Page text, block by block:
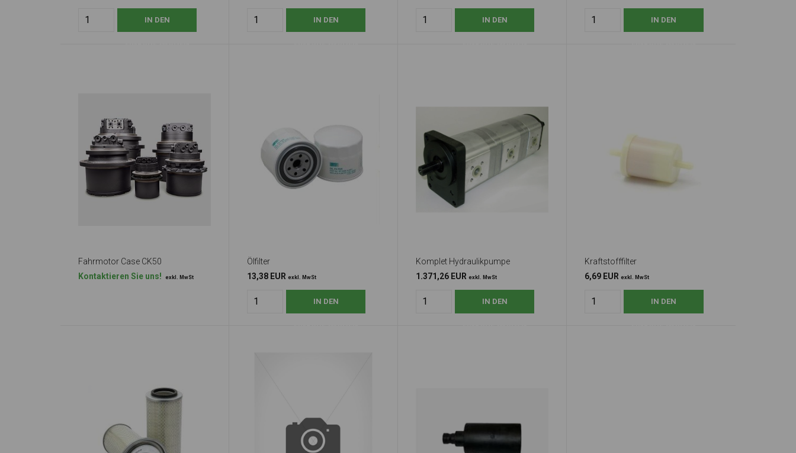
Fahrmotor Case CK50
Kontaktieren Sie uns!
exkl. MwSt
Ölfilter
13,38 EUR exkl. MwSt
Komplet Hydraulikpumpe
1.371,26 EUR exkl. MwSt
Kraftstofffilter
6,69 EUR exkl. MwSt